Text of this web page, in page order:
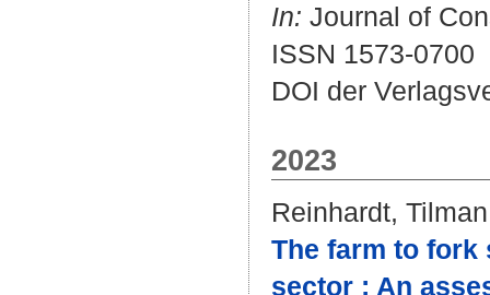
In: Journal of
ISSN 1573-0700
DOI der
2023
Reinhardt, Tilman
The farm to fork
sector : An